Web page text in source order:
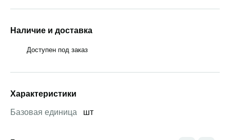
Наличие и доставка
Доступен под заказ
Характеристики
Базовая единица шт